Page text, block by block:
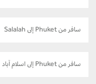
سافر من Phuket إلى Salalah
سافر من Phuket إلى اسلام آباد